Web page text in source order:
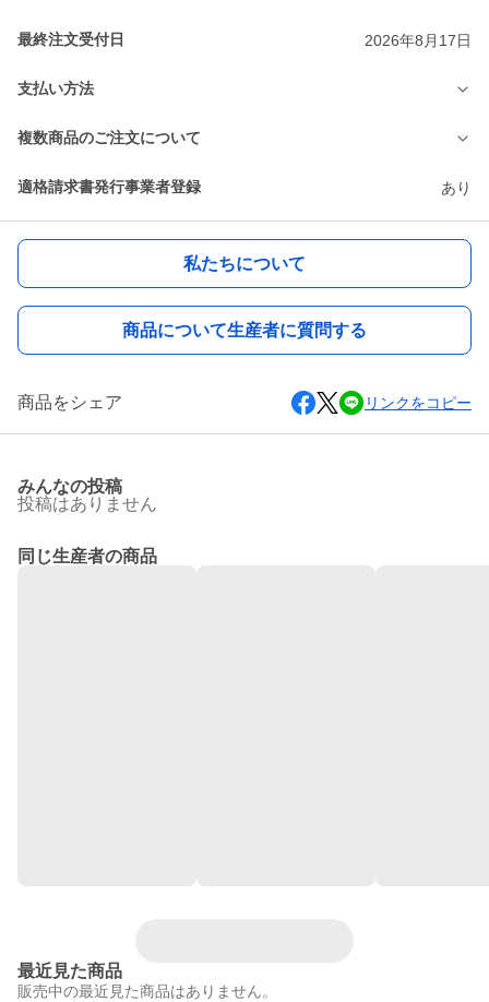
最終注文受付日 2026年8月17日
支払い方法
複数商品のご注文について
適格請求書発行事業者登録 あり
私たちについて
商品について生産者に質問する
商品をシェア リンクをコピー
みんなの投稿
投稿はありません
同じ生産者の商品
最近見た商品
販売中の最近見た商品はありません。